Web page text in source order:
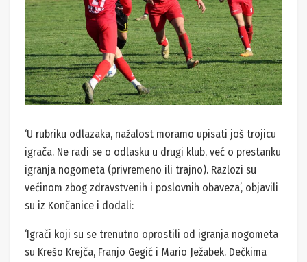
‘U rubriku odlazaka, nažalost moramo upisati još trojicu
igrača. Ne radi se o odlasku u drugi klub, već o prestanku
igranja nogometa (privremeno ili trajno). Razlozi su
većinom zbog zdravstvenih i poslovnih obaveza’, objavili
su iz Končanice i dodali:
‘Igrači koji su se trenutno oprostili od igranja nogometa
su Krešo Krejča, Franjo Gegić i Mario Ježabek. Dečkima